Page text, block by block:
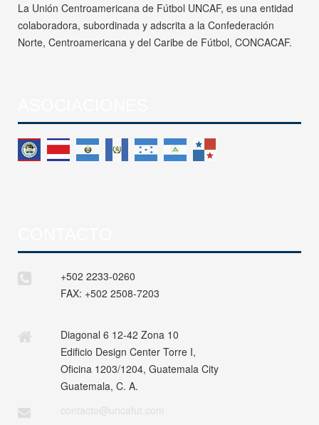
La Unión Centroamericana de Fútbol UNCAF, es una entidad
colaboradora, subordinada y adscrita a la Confederación
Norte, Centroamericana y del Caribe de Fútbol, CONCACAF.
+502 2233-0260
FAX: +502 2508-7203
Diagonal 6 12-42 Zona 10
Edificio Design Center Torre I,
Oficina 1203/1204, Guatemala City
Guatemala, C. A.
contacto@uncafut.com